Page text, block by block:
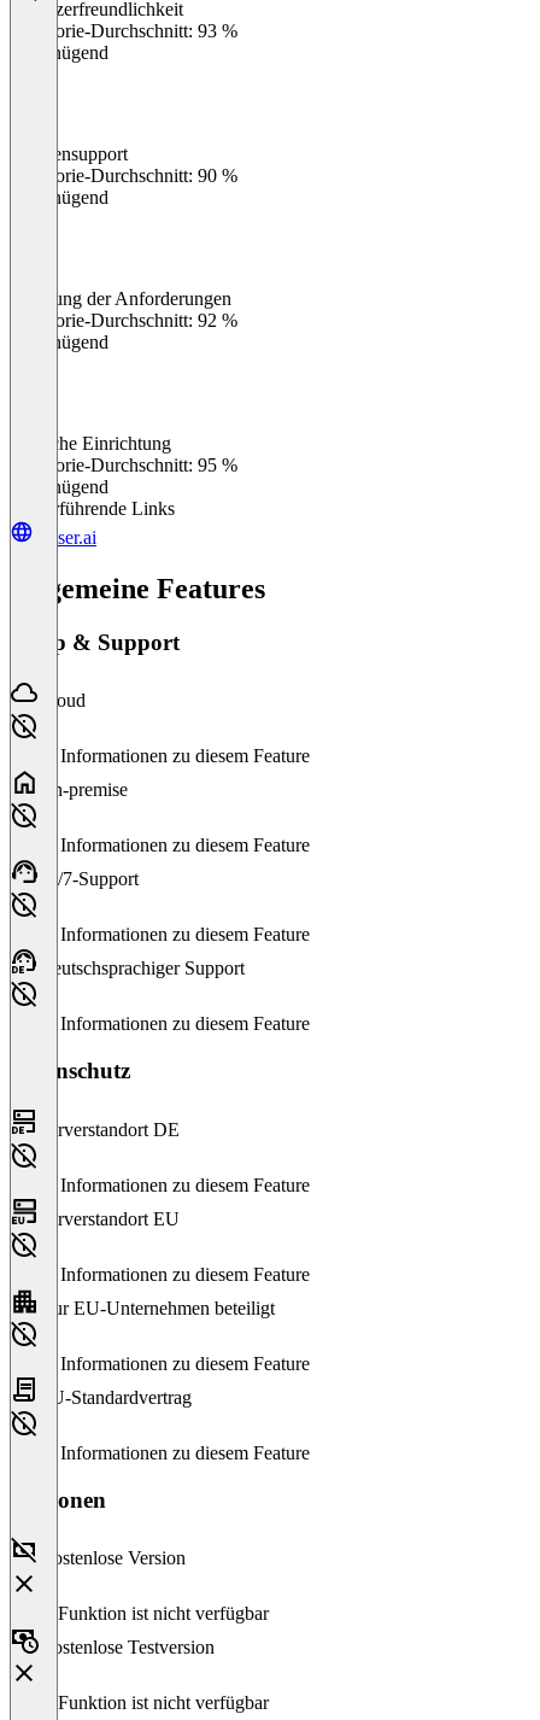
Benutzerfreundlichkeit
Kategorie-Durchschnitt: 93 %
Ungenügend
Kundensupport
Kategorie-Durchschnitt: 90 %
Ungenügend
Erfüllung der Anforderungen
Kategorie-Durchschnitt: 92 %
Ungenügend
Einfache Einrichtung
Kategorie-Durchschnitt: 95 %
Ungenügend
Weiterführende Links
voiser.ai
Allgemeine Features
Setup & Support
Cloud
Keine Informationen zu diesem Feature
On-premise
Keine Informationen zu diesem Feature
24/7-Support
Keine Informationen zu diesem Feature
Deutschsprachiger Support
Keine Informationen zu diesem Feature
Datenschutz
Serverstandort DE
Keine Informationen zu diesem Feature
Serverstandort EU
Keine Informationen zu diesem Feature
Nur EU-Unternehmen beteiligt
Keine Informationen zu diesem Feature
EU-Standardvertrag
Keine Informationen zu diesem Feature
Versionen
Kostenlose Version
Diese Funktion ist nicht verfügbar
Kostenlose Testversion
Diese Funktion ist nicht verfügbar